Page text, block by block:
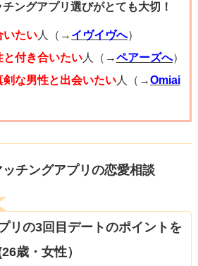
ら動いてくれると嬉しい」と思わ
の要る行為で、簡単にはできない
面目で奥手な人なら余計にハード
「それが普通」「会ってくれる＝
通りの態度で接すること。
イスは「危機感をあおる」こと
ングアプリ選びがとても大切！
いたい人（→ イヴイヴへ）
付き合いたい人（→ペアーズへ）
な男性と出会いたい人（→Omiai
チングアプリの恋愛相談
リの3回目デートのポイントを
歳・女性）